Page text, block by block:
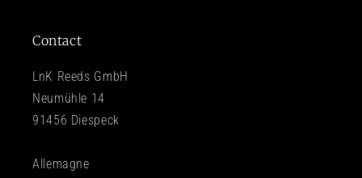
Contact
LnK Reeds GmbH
Neumühle 14
91456 Diespeck
Allemagne